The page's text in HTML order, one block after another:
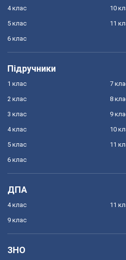
4 клас
5 клас
6 клас
10
11
Підручники
1 клас
2 клас
3 клас
4 клас
5 клас
6 клас
7
8
9
10
11
ДПА
4 клас
9 клас
11
ЗНО